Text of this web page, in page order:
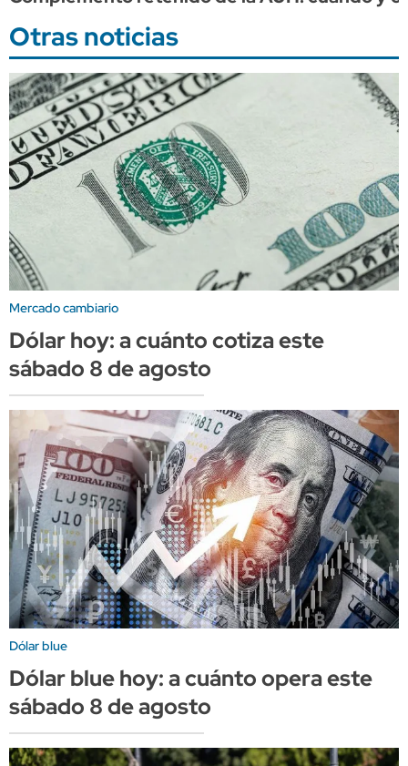
Otras noticias
Mercado cambiario
Dólar hoy: a cuánto cotiza este
sábado 8 de agosto
Dólar blue
Dólar blue hoy: a cuánto opera este
sábado 8 de agosto